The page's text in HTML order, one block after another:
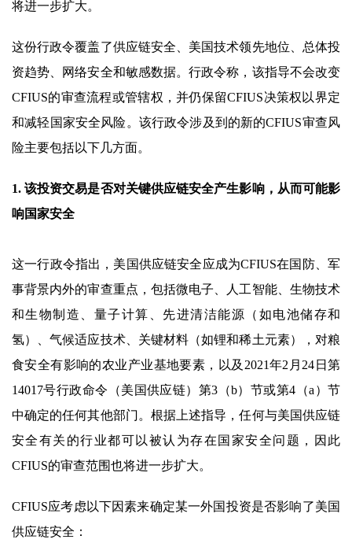
将进一步扩大。
这份行政令覆盖了供应链安全、美国技术领先地位、总体投
资趋势、网络安全和敏感数据。行政令称，该指导不会改变
CFIUS的审查流程或管辖权，并仍保留CFIUS决策权以界定
和减轻国家安全风险。该行政令涉及到的新的CFIUS审查风
险主要包括以下几方面。
1. 该投资交易是否对关键供应链安全产生影响，从而可能影
响国家安全
这一行政令指出，美国供应链安全应成为CFIUS在国防、军
事背景内外的审查重点，包括微电子、人工智能、生物技术
和生物制造、量子计算、先进清洁能源（如电池储存和
氢）、气候适应技术、关键材料（如锂和稀土元素），对粮
食安全有影响的农业产业基地要素，以及2021年2月24日第
14017号行政命令（美国供应链）第3（b）节或第4（a）节
中确定的任何其他部门。根据上述指导，任何与美国供应链
安全有关的行业都可以被认为存在国家安全问题，因此
CFIUS的审查范围也将进一步扩大。
CFIUS应考虑以下因素来确定某一外国投资是否影响了美国
供应链安全：